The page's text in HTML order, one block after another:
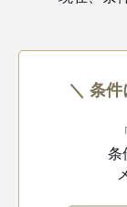
＼ 条
条